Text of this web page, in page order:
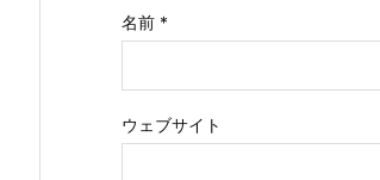
名前 *
ウェブサイト